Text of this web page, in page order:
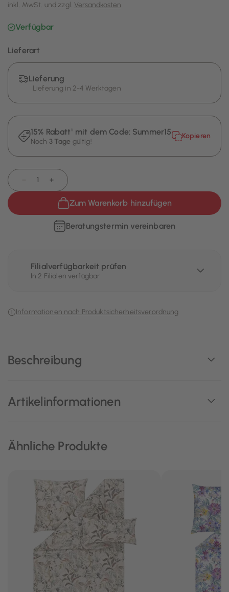
Beschreibung
Artikelinformationen
inkl. MwSt. und zzgl. Versandkosten
Verfügbar
Lieferart
Lieferung
Lieferung in 2-4 Werktagen
15% Rabatt¹ mit dem Code: Summer15
Noch 3 Tage gültig!
Kopieren
+
Zum Warenkorb hinzufügen
Beratungstermin vereinbaren
Filialverfügbarkeit prüfen
In 2 Filialen verfügbar
Informationen nach Produktsicherheitsverordnung